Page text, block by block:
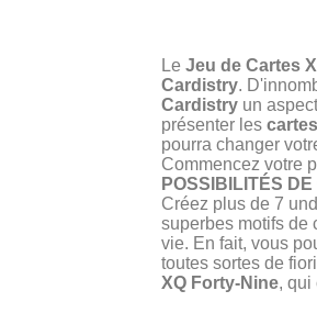
Le Jeu de Cartes
Cardistry.
Cardistry un
présenter les
pourra changer
Commencez votre
POSSIBILITÉS
Créez plus de 7
superbes motifs de
vie. En fait, vous
toutes sortes de
XQ Forty-Nine, qui